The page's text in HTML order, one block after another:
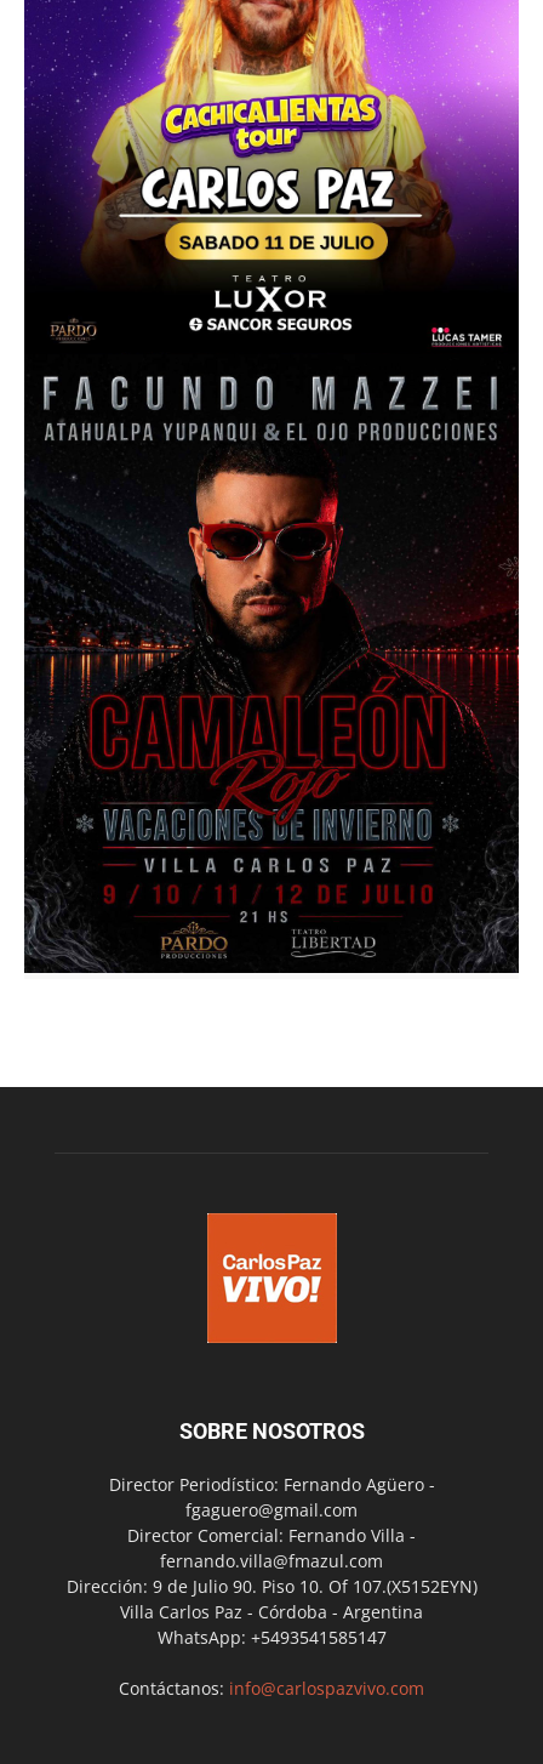
SOBRE NOSOTROS
Director Periodístico: Fernando Agüero -
fgaguero@gmail.com
Director Comercial: Fernando Villa -
fernando.villa@fmazul.com
Dirección: 9 de Julio 90. Piso 10. Of 107.(X5152EYN)
Villa Carlos Paz - Córdoba - Argentina
WhatsApp: +5493541585147
Contáctanos: info@carlospazvivo.com